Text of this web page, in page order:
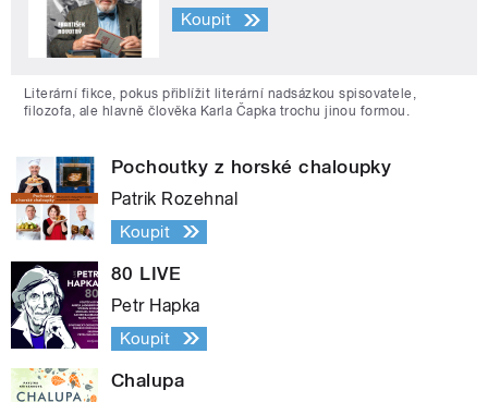
Koupit
Literární fikce, pokus přiblížit literární nadsázkou spisovatele,
filozofa, ale hlavně člověka Karla Čapka trochu jinou formou.
Pochoutky z horské chaloupky
Patrik Rozehnal
Koupit
80 LIVE
Petr Hapka
Koupit
Chalupa